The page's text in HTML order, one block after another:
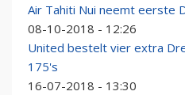
Air Tahiti Nui neemt eerste
08-10-2018 - 12:26
United bestelt vier extra
175's
16-07-2018 - 13:30